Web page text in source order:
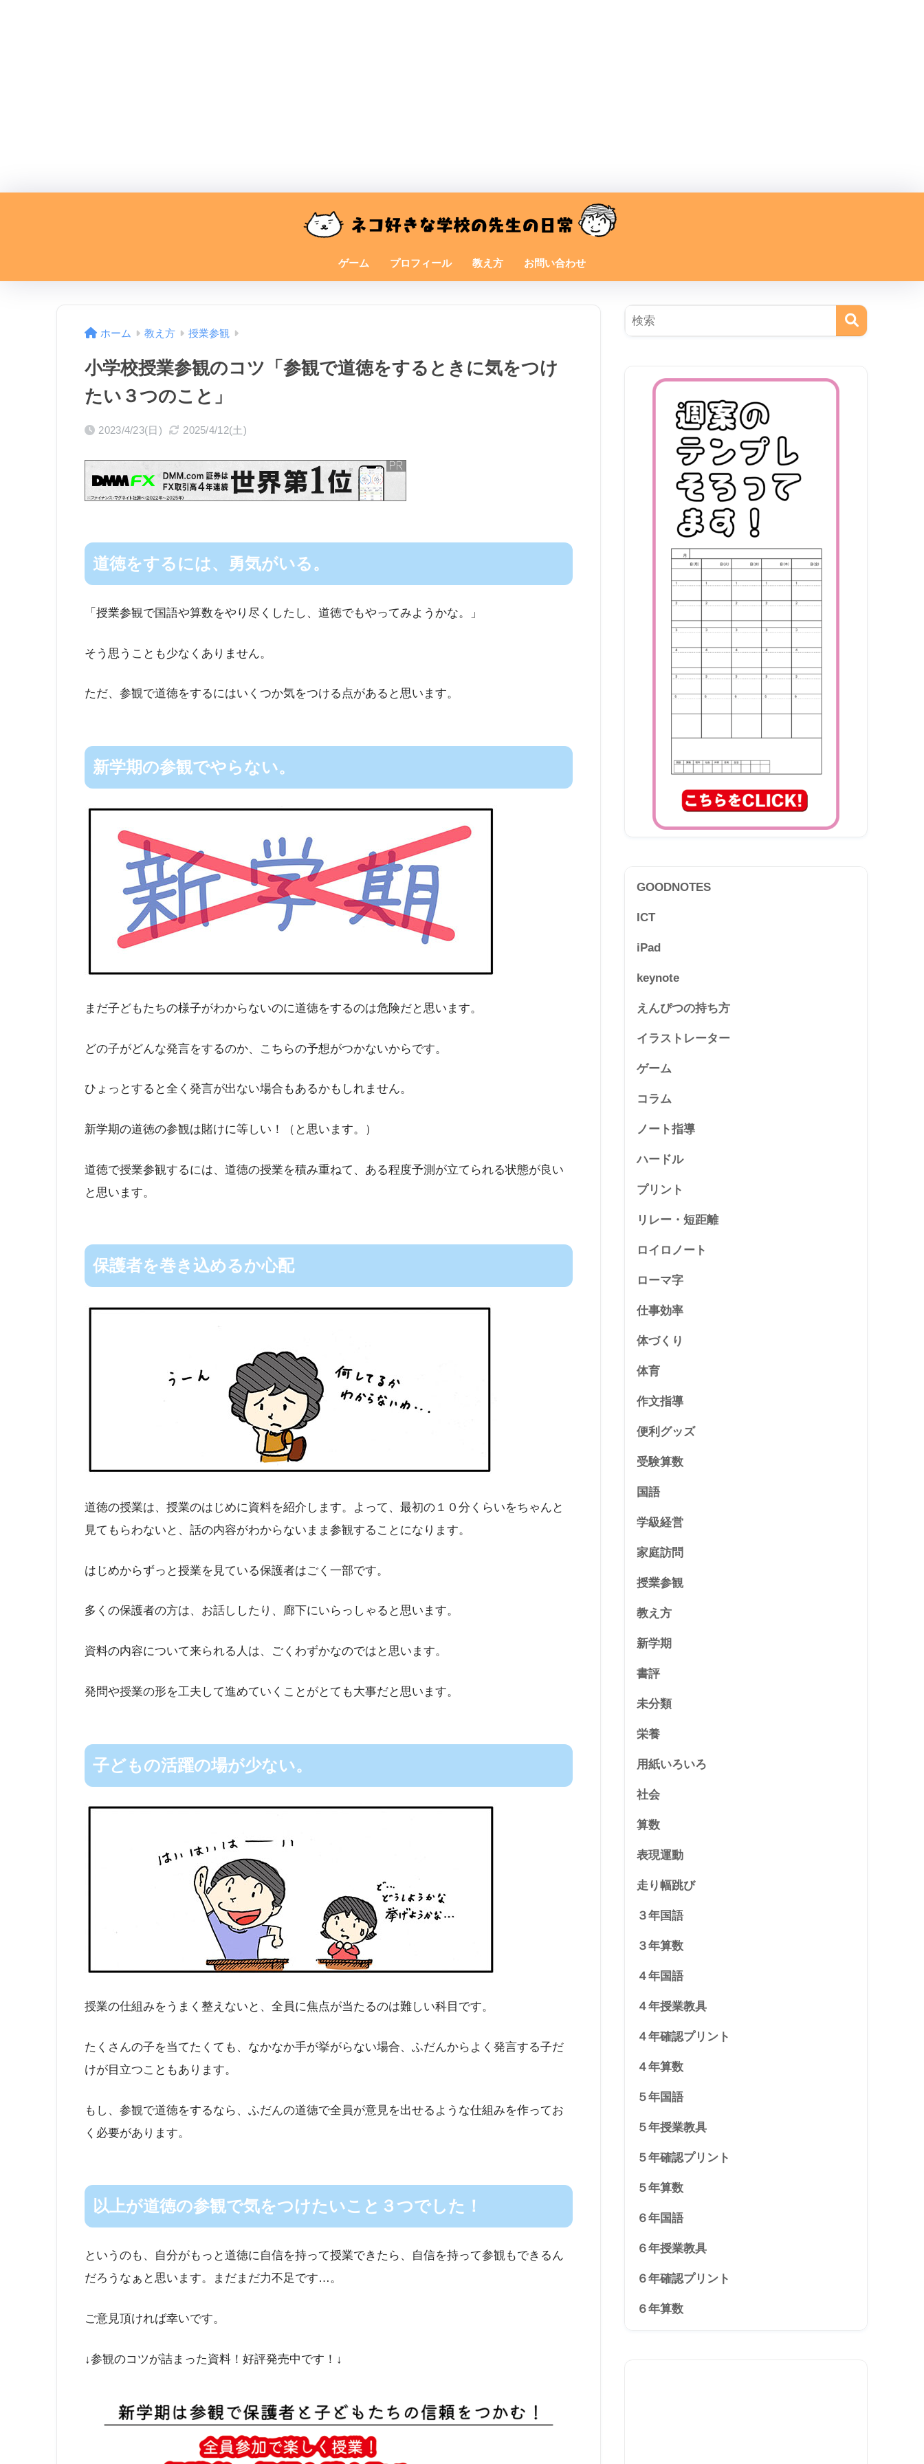
ゲーム プロフィール 教え方 お問い合わせ
ホーム 教え方 授業参観
小学校授業参観のコツ「参観で道徳をするときに気をつけ
たい３つのこと」
2023/4/23(日) 2025/4/12(土)
道徳をするには、勇気がいる。
「授業参観で国語や算数をやり尽くしたし、道徳でもやってみようかな。」
そう思うことも少なくありません。
ただ、参観で道徳をするにはいくつか気をつける点があると思います。
新学期の参観でやらない。
まだ子どもたちの様子がわからないのに道徳をするのは危険だと思います。
どの子がどんな発言をするのか、こちらの予想がつかないからです。
ひょっとすると全く発言が出ない場合もあるかもしれません。
新学期の道徳の参観は賭けに等しい！（と思います。）
道徳で授業参観するには、道徳の授業を積み重ねて、ある程度予測が立てられる状態が良い
と思います。
保護者を巻き込めるか心配
道徳の授業は、授業のはじめに資料を紹介します。よって、最初の１０分くらいをちゃんと
見てもらわないと、話の内容がわからないまま参観することになります。
はじめからずっと授業を見ている保護者はごく一部です。
多くの保護者の方は、お話ししたり、廊下にいらっしゃると思います。
資料の内容について来られる人は、ごくわずかなのではと思います。
発問や授業の形を工夫して進めていくことがとても大事だと思います。
子どもの活躍の場が少ない。
授業の仕組みをうまく整えないと、全員に焦点が当たるのは難しい科目です。
たくさんの子を当てたくても、なかなか手が挙がらない場合、ふだんからよく発言する子だ
けが目立つこともあります。
もし、参観で道徳をするなら、ふだんの道徳で全員が意見を出せるような仕組みを作ってお
く必要があります。
以上が道徳の参観で気をつけたいこと３つでした！
というのも、自分がもっと道徳に自信を持って授業できたら、自信を持って参観もできるん
だろうなぁと思います。まだまだ力不足です…。
ご意見頂ければ幸いです。
↓参観のコツが詰まった資料！好評発売中です！↓
GOODNOTES
ICT
iPad
keynote
えんぴつの持ち方
イラストレーター
ゲーム
コラム
ノート指導
ハードル
プリント
リレー・短距離
ロイロノート
ローマ字
仕事効率
体づくり
体育
作文指導
便利グッズ
受験算数
国語
学級経営
家庭訪問
授業参観
教え方
新学期
書評
未分類
栄養
用紙いろいろ
社会
算数
表現運動
走り幅跳び
３年国語
３年算数
４年国語
４年授業教具
４年確認プリント
４年算数
５年国語
５年授業教具
５年確認プリント
５年算数
６年国語
６年授業教具
６年確認プリント
６年算数